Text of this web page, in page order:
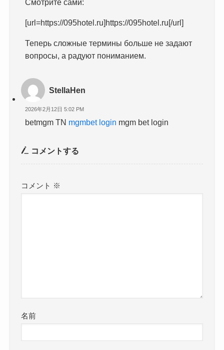
Смотрите сами:
[url=https://095hotel.ru]https://095hotel.ru[/url]
Теперь сложные термины больше не задают
вопросы, а радуют пониманием.
StellaHen
2026年2月12日 5:02 PM
betmgm TN mgmbet login mgm bet login
コメントする
コメント ※
名前